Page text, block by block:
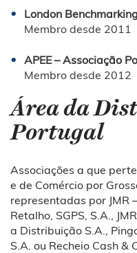
London
Membro desde 2011
APEE – Associação
Membro desde 2012
Área da
Portugal
Associações a que
e de Comércio por
representadas por JMR
Retalho, SGPS, S.A.,
a Distribuição S.A.,
S.A. ou Recheio Cash &